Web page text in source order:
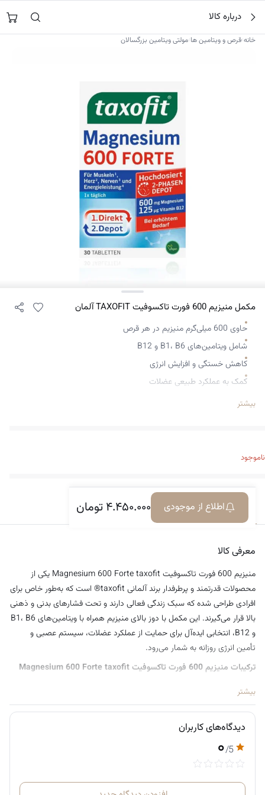
محتوا
جستجو در
درباره کالا
خانه›قرص و ویتامین ها›مولتی ویتامین بزرگسالان
مکمل منیزیم 600 فورت تاکسوفیت TAXOFIT آلمان
حاوی 600 میلی‌گرم منیزیم در هر قرص
شامل ویتامین‌های B1، B6 و B12
کاهش خستگی و افزایش انرژی
کمک به عملکرد طبیعی عضلات
حمایت از سیستم عصبی
مناسب برای وگان‌ها
مناسب برای افراد پرتحرک و ورزشکار
بیشتر
ناموجود
۴.۴۵۰.۰۰۰تومان اطلاع از موجودیمعرفی کالا دیدگاه‌ها
معرفی کالا
منیزیم 600 فورت تاکسوفیت Magnesium 600 Forte taxofit یکی از
محصولات قدرتمند و پرطرفدار برند آلمانی taxofit® است که به‌طور خاص برای
افرادی طراحی شده که سبک زندگی فعالی دارند و تحت فشارهای بدنی و ذهنی
بالا قرار می‌گیرند. این مکمل با دوز بالای منیزیم همراه با ویتامین‌های B1، B6
و B12، انتخابی ایده‌آل برای حمایت از عملکرد عضلات، سیستم عصبی و
تأمین انرژی روزانه به شمار می‌رود.
ترکیبات منیزیم 600 فورت تاکسوفیت Magnesium 600 Forte taxofit
که هر عدد آن حاوی 600 میلی‌گرم منیزیم به همراه ویتامین B1، B6 و B12
است. این ترکیب قوی به‌طور خاص برای تأمین نیازهای بدن در مواقع فشار
بالا، ورزش‌های سنگین یا فعالیت‌های ذهنی شدید طراحی شده است.
این محصول نه‌تنها به تقویت عملکرد عضلات کمک می‌کند، بلکه نقش مهمی
در متابولیسم انرژی، عملکرد سیستم عصبی، قلب و کاهش خستگی و
فرسودگی دارد. منیزیم یکی از مواد معدنی اساسی برای بدن است که بسیاری از
بیشتر
دیدگاه‌های کاربران
۰/5